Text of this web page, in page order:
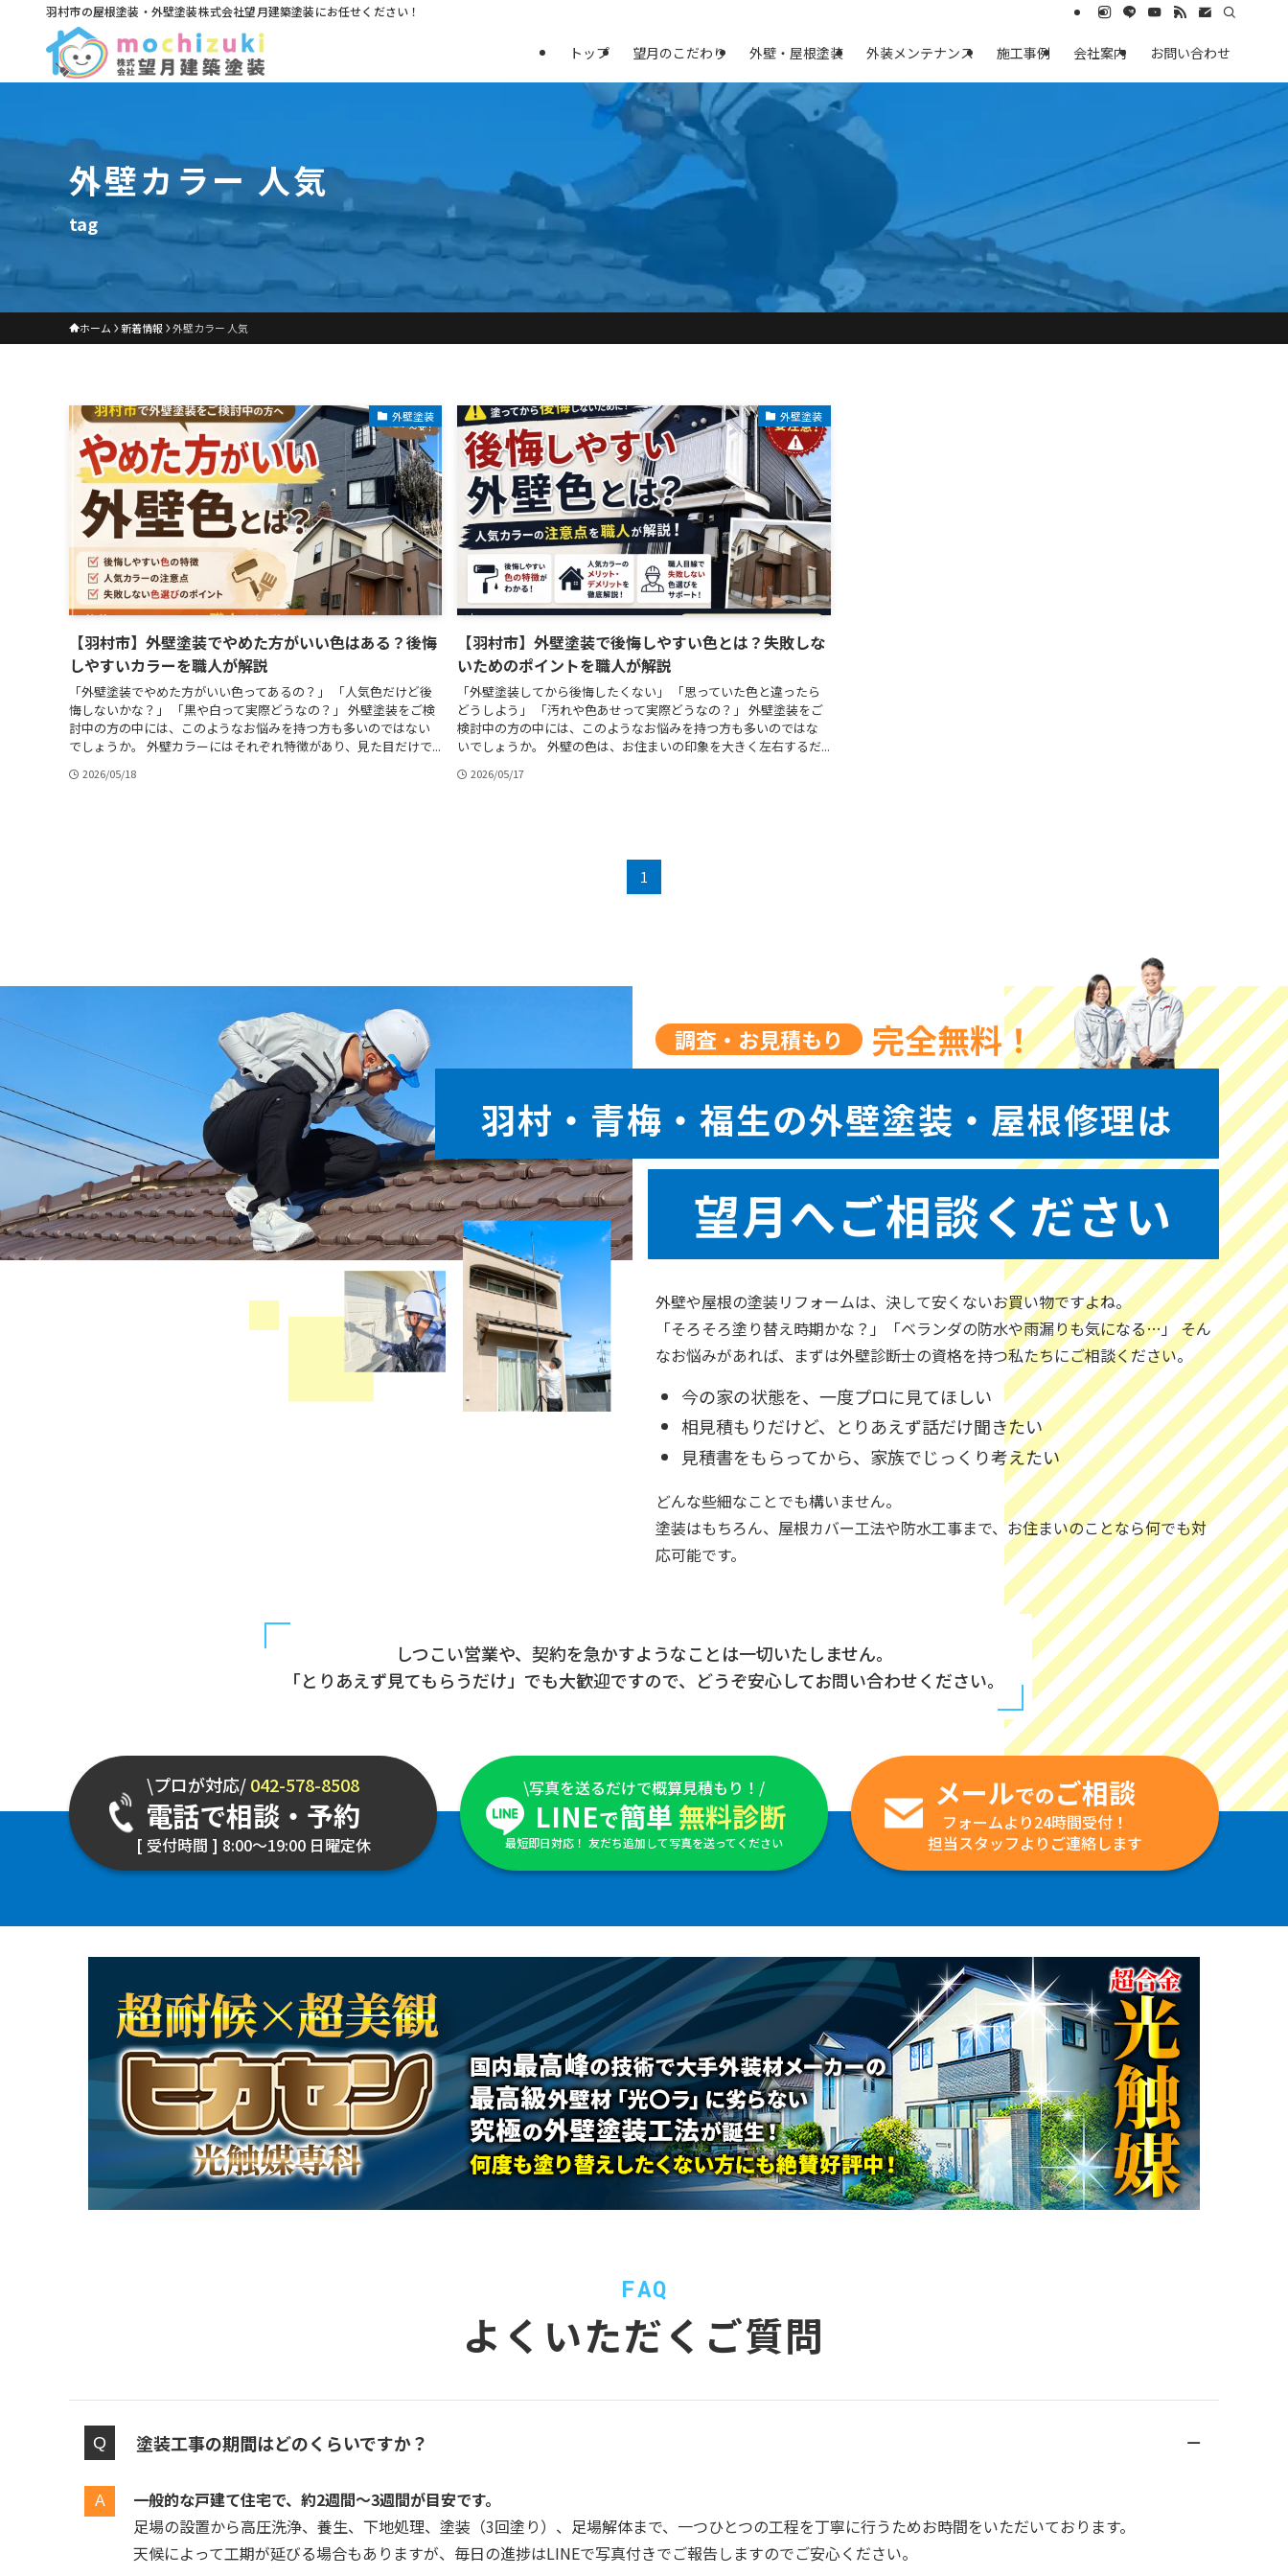
羽村市の屋根塗装・外壁塗装株式会社望月建築塗装にお任せください！
トップ 望月のこだわり 外壁・屋根塗装 外装メンテナンス 施工事例 会社案内 お問い合わせ
外壁カラー 人気
tag
ホーム 新着情報 外壁カラー 人気
外壁塗装
【羽村市】外壁塗装でやめた方がいい色はある？後悔
しやすいカラーを職人が解説
「外壁塗装でやめた方がいい色ってあるの？」 「人気色だけど後
悔しないかな？」 「黒や白って実際どうなの？」 外壁塗装をご検
討中の方の中には、このようなお悩みを持つ方も多いのではない
でしょうか。 外壁カラーにはそれぞれ特徴があり、見た目だけで...
2026/05/18
外壁塗装
【羽村市】外壁塗装で後悔しやすい色とは？失敗しな
いためのポイントを職人が解説
「外壁塗装してから後悔したくない」 「思っていた色と違ったら
どうしよう」 「汚れや色あせって実際どうなの？」 外壁塗装をご
検討中の方の中には、このようなお悩みを持つ方も多いのではな
いでしょうか。 外壁の色は、お住まいの印象を大きく左右するだ...
2026/05/17
1
調査・お見積もり 完全無料！
羽村・青梅・福生の外壁塗装・屋根修理は
望月へご相談ください
外壁や屋根の塗装リフォームは、決して安くないお買い物ですよね。
「そろそろ塗り替え時期かな？」「ベランダの防水や雨漏りも気になる…」 そん
なお悩みがあれば、まずは外壁診断士の資格を持つ私たちにご相談ください。
今の家の状態を、一度プロに見てほしい
相見積もりだけど、とりあえず話だけ聞きたい
見積書をもらってから、家族でじっくり考えたい
どんな些細なことでも構いません。
塗装はもちろん、屋根カバー工法や防水工事まで、お住まいのことなら何でも対
応可能です。
しつこい営業や、契約を急かすようなことは一切いたしません。
「とりあえず見てもらうだけ」でも大歓迎ですので、どうぞ安心してお問い合わせください。
\プロが対応/042-578-8508
電話で相談・予約
[ 受付時間 ] 8:00～19:00 日曜定休
\写真を送るだけで概算見積もり！/
LINEで簡単 無料診断
最短即日対応！ 友だち追加して写真を送ってください
メールでのご相談
フォームより24時間受付！
担当スタッフよりご連絡します
FAQ
よくいただくご質問
塗装工事の期間はどのくらいですか？
一般的な戸建て住宅で、約2週間〜3週間が目安です。
足場の設置から高圧洗浄、養生、下地処理、塗装（3回塗り）、足場解体まで、一つひとつの工程を丁寧に行うためお時間をいただいております。
天候によって工期が延びる場合もありますが、毎日の進捗はLINEで写真付きでご報告しますのでご安心ください。